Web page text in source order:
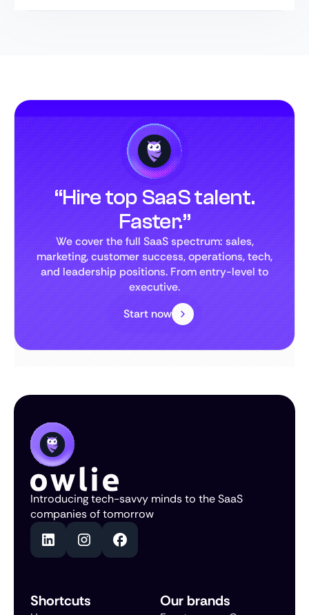
“Hire top SaaS talent.
Faster.”
We cover the full SaaS spectrum: sales,
marketing, customer success, operations, tech,
and leadership positions. From entry-level to
executive.
Start now
Introducing tech-savvy minds to the SaaS
companies of tomorrow
Shortcuts Our brands